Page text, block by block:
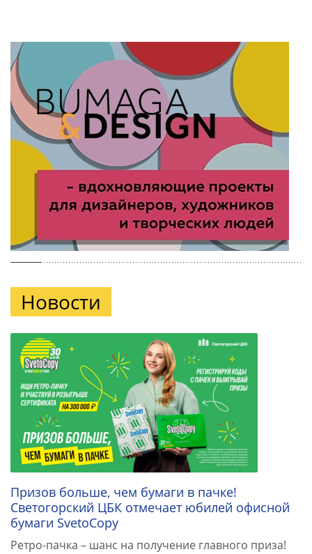
Новости
Призов больше, чем бумаги в пачке!
Светогорский ЦБК отмечает юбилей офисной
бумаги SvetoCopy
Ретро-пачка – шанс на получение главного приза!